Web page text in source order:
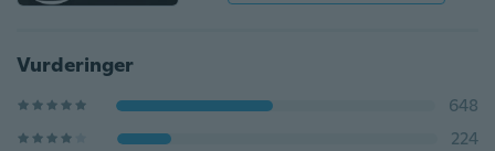
Vurderinger
648
224